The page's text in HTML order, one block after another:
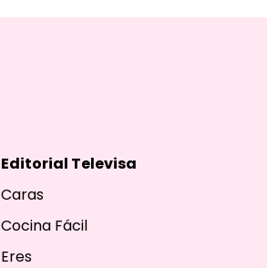
Editorial Televisa
Caras
Cocina Fácil
Eres